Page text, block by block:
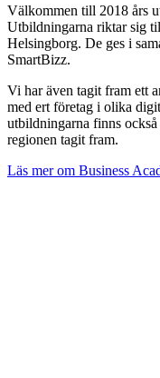
Välkommen till 2018 års
Utbildningarna riktar sig
Helsingborg. De ges i
SmartBizz.
Vi har även tagit fram ett
med ert företag i olika
utbildningarna finns
regionen tagit fram.
Läs mer om Business